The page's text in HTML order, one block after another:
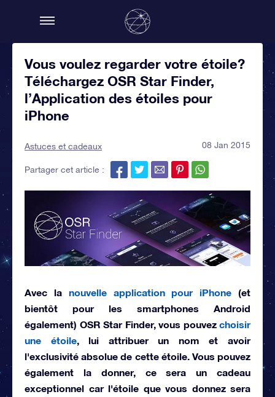
Vous voulez regarder votre étoile?
Téléchargez OSR Star Finder,
l’Application des étoiles pour
iPhone
Astuces et cadeaux 08 Jan 2015
Partager cet article :
Avec la nouvelle application pour iPhone (et
bientôt pour les smartphones Android
également) OSR Star Finder, vous pouvez choisir
une étoile, lui attribuer un nom et avoir
l'exclusivité absolue de cette étoile. Vous pouvez
également la donner, ce sera un cadeau
exceptionnel car l'étoile que vous donnez sera